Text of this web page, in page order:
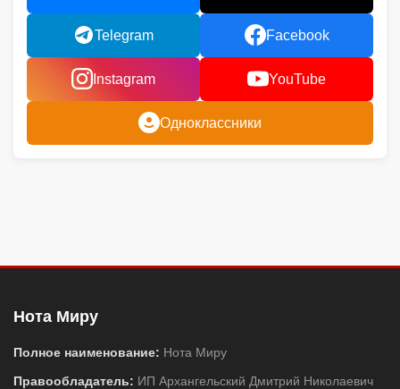
Telegram Facebook
Instagram YouTube
Одноклассники
Нота Миру
Полное наименование: Нота Миру
Правообладатель: ИП Архангельский Дмитрий Николаевич